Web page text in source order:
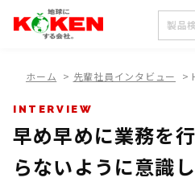
ホーム > 先輩社員インタビュー >
INTERVIEW
早め早めに業務を
らないように意識し